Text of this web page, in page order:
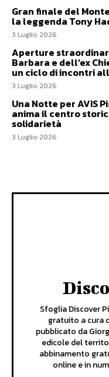
Gran finale del
la leggenda Tony
3 Luglio 2026
Aperture
Barbara e dell’ex
un ciclo di incontri
3 Luglio 2026
Una Notte per AVIS
anima il centro
solidarietà
3 Luglio 2026
Sfoglia Discover
gratuito a cura
pubblicato da
edicole del
abbinamento
online e in